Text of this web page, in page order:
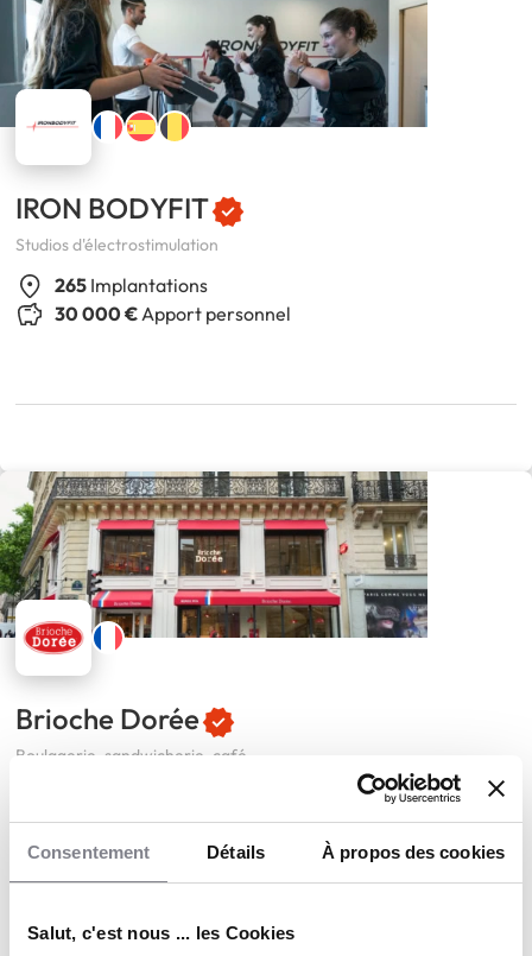
Consentement Détails À propos des cookies
Salut, c'est nous ... les Cookies
IRON BODYFIT
Studios d'électrostimulation
265 Implantations
30 000 €Apport personnel
Brioche Dorée
Boulagerie, sandwicherie, café
100 000 €Apport personnel